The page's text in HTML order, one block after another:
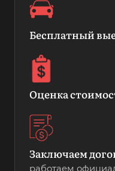
Бесплатный
Оценка
Заключаем
работаем